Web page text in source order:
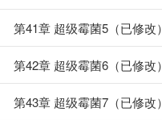
第41章 超级霉菌5（已修改）
第42章 超级霉菌6（已修改）
第43章 超级霉菌7（已修改）